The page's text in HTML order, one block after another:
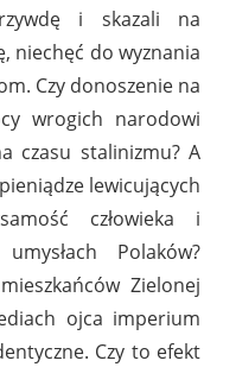
i skazali na
niechęć do wyznania
Czy donoszenie na
wrogich narodowi
czasu stalinizmu? A
lewicujących
człowieka i
Polaków?
Zielonej
ojca imperium
Czy to efekt